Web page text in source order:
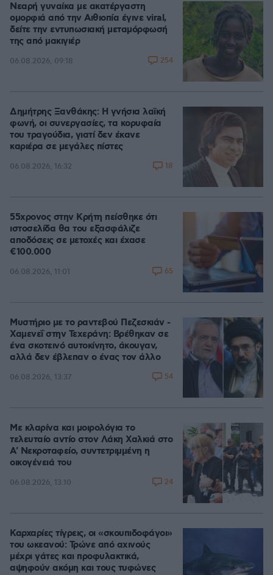
Νεαρή γυναίκα με ακατέργαστη
ομορφιά από την Αιθιοπία έγινε viral,
δείτε την εντυπωσιακή μεταμόρφωσή
της από μακιγιέρ
06.08.2026, 09:18 254
Δημήτρης Ξανθάκης: Η γνήσια λαϊκή
φωνή, οι συνεργασίες, τα κορυφαία
του τραγούδια, γιατί δεν έκανε
καριέρα σε μεγάλες πίστες
06.08.2026, 16:32 18
55χρονος στην Κρήτη πείσθηκε ότι
ιστοσελίδα θα του εξασφάλιζε
αποδόσεις σε μετοχές και έχασε
€100.000
06.08.2026, 11:01 65
Μυστήριο με το ραντεβού Πεζεσκιάν -
Χαμενεΐ στην Τεχεράνη: Βρέθηκαν σε
ένα σκοτεινό αυτοκίνητο, άκουγαν,
αλλά δεν έβλεπαν ο ένας τον άλλο
06.08.2026, 13:37 54
Με κλαρίνα και μοιρολόγια το
τελευταίο αντίο στον Λάκη Χαλκιά στο
A' Νεκροταφείο, συντετριμμένη η
οικογένειά του
06.08.2026, 13:10 24
Καρχαρίες τίγρεις, οι «σκουπιδοφάγοι»
του ωκεανού: Τρώνε από αχινούς
μέχρι γάτες και προφυλακτικά,
αψηφούν ακόμη και τους τυφώνες